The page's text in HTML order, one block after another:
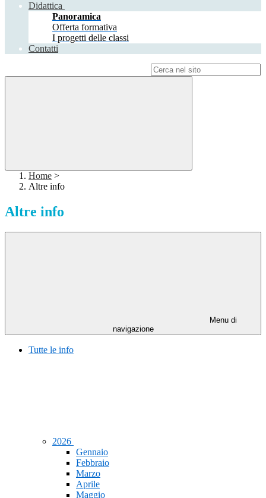
Didattica
Panoramica
Offerta formativa
I progetti delle classi
Contatti
Home >
Altre info
Altre info
Menu di
navigazione
Tutte le info
2026
Gennaio
Febbraio
Marzo
Aprile
Maggio